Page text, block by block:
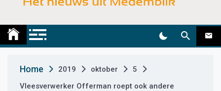
e
t
Medemblik Actueel
Home 2019 oktober
5
Vleesverwerker Offerman roept ook andere